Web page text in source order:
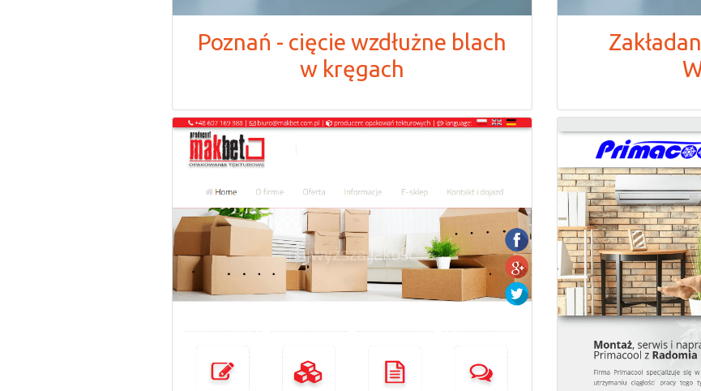
Poznań - cięcie wzdłużne blach
w kręgach